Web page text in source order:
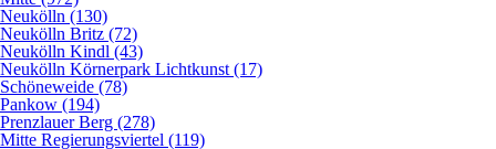
Neukölln (130)
Neukölln Britz (72)
Neukölln Kindl (43)
Neukölln Körnerpark Lichtkunst (17)
Schöneweide (78)
Pankow (194)
Prenzlauer Berg (278)
Mitte Regierungsviertel (119)